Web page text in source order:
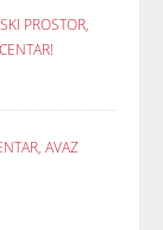
PROSTOR,
AVAZ